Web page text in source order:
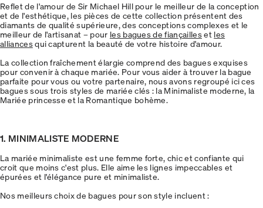
Reflet de l'amour de Sir Michael Hill pour le meilleur de la conception
et de l'esthétique, les pièces de cette collection présentent des
diamants de qualité supérieure, des conceptions complexes et le
meilleur de l'artisanat – pour les bagues de fiançailleset les
alliancesqui capturent la beauté de votre histoire d'amour.
La collection fraîchement élargie comprend des bagues exquises
pour convenir à chaque mariée. Pour vous aider à trouver la bague
parfaite pour vous ou votre partenaire, nous avons regroupé ici ces
bagues sous trois styles de mariée clés : la Minimaliste moderne, la
Mariée princesse et la Romantique bohème.
1. MINIMALISTE MODERNE
La mariée minimaliste est une femme forte, chic et confiante qui
croit que moins c'est plus. Elle aime les lignes impeccables et
épurées et l'élégance pure et minimaliste.
Nos meilleurs choix de bagues pour son style incluent :